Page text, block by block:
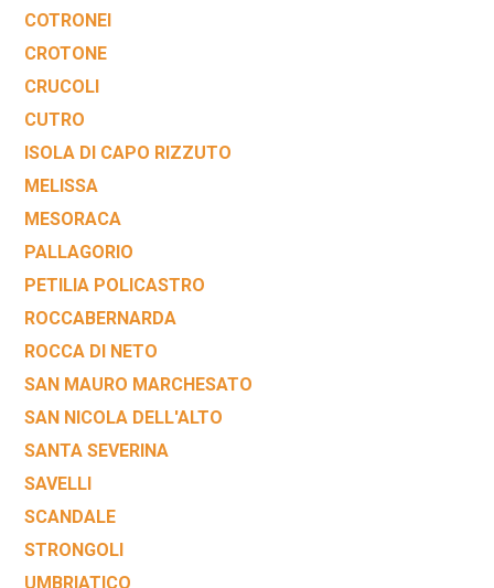
COTRONEI
CROTONE
CRUCOLI
CUTRO
ISOLA DI CAPO RIZZUTO
MELISSA
MESORACA
PALLAGORIO
PETILIA POLICASTRO
ROCCABERNARDA
ROCCA DI NETO
SAN MAURO MARCHESATO
SAN NICOLA DELL'ALTO
SANTA SEVERINA
SAVELLI
SCANDALE
STRONGOLI
UMBRIATICO